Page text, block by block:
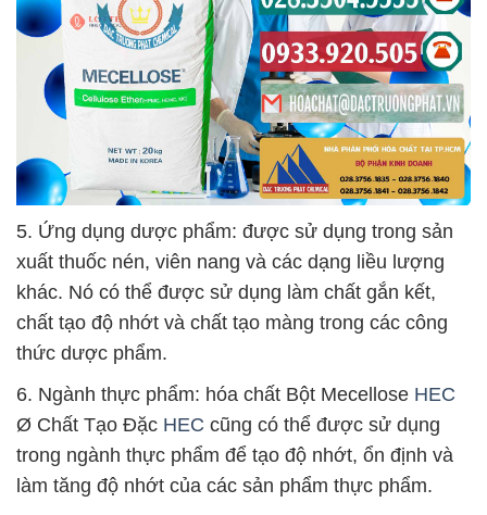
5. Ứng dụng dược phẩm: được sử dụng trong sản
xuất thuốc nén, viên nang và các dạng liều lượng
khác. Nó có thể được sử dụng làm chất gắn kết,
chất tạo độ nhớt và chất tạo màng trong các công
thức dược phẩm.
6. Ngành thực phẩm: hóa chất Bột Mecellose HEC
Ø Chất Tạo Đặc HEC cũng có thể được sử dụng
trong ngành thực phẩm để tạo độ nhớt, ổn định và
làm tăng độ nhớt của các sản phẩm thực phẩm.